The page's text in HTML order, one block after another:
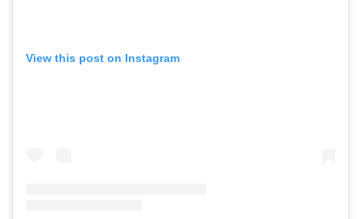
View this post on Instagram